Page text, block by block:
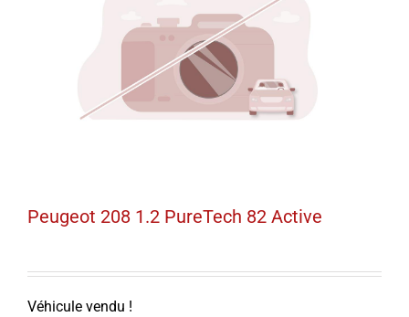
Peugeot 208 1.2 PureTech 82 Active
Véhicule vendu !